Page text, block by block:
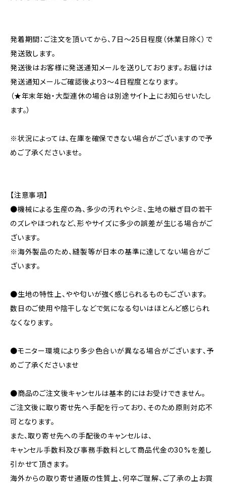
発着期間：ご注文を頂いてから、7日〜25日程度（休業日除く）で
発送致します。
発送後はお客様に発送通知メールを送りしております。お届けは
発送通知メールご確認後より3〜4日程度となります。
（★年末年始・大型連休の場合は別途サイト上にお知らせいたし
ます。）
※状況によっては、在庫を確保できない場合がございますので予
めご了承くださいませ。
【注意事項】
●機械による生産の為、多少の汚れやシミ、生地の継ぎ目の若干
のズレやほつれなど、形やサイズに多少の誤差が生じる場合がご
ざいます。
※海外製品のため、縫製等が日本の基準に達してない場合がご
ざいます。
●生地の特性上、やや匂いが強く感じられるものもございます。
数日のご使用や陰干しなどで気になる匂いはほとんど感じられ
なくなります。
●モニター環境により多少色合いが異なる場合がございます、予
めご了承くださいませ
●商品のご注文後キャンセルは基本的にはお受けできません。
ご注文後に取り寄せ先へ手配を行っており、そのため原則対応不
可となります。
また、取り寄せ先への手配後のキャンセルは、
キャンセル手数料及び事務手数料として商品代金の30%を差し
引かせて頂きます。
海外からの取り寄せ通販の性質上、何卒ご理解、ご了承の上お買